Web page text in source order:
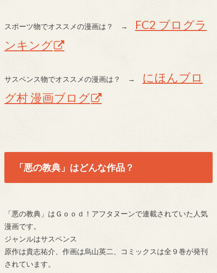
スポーツ物でオススメの漫画は？ →
FC2 ブログラ
ンキング
サスペンス物でオススメの漫画は？ →
にほんブロ
グ村 漫画ブログ
「悪の教典」はどんな作品？
「悪の教典」はＧｏｏｄ！アフタヌーンで連載されていた人気
漫画です。
ジャンルはサスペンス
原作は貴志祐介、作画は烏山英二、コミックスは全９巻が発刊
されています。